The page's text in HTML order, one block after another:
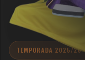
TEMPORADA 2025/26